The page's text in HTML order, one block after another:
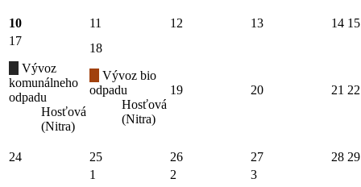
10 11 12 13 14 15
17
Vývoz
komunálneho
odpadu
Hosťová
(Nitra)
18
Vývoz bio
odpadu
Hosťová
(Nitra)
19 20 21 22
24 25 26 27 28 29
1
2
3